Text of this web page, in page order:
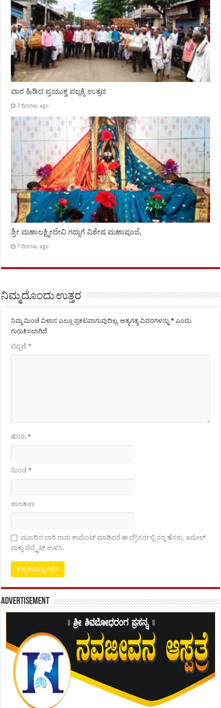
ವಾರ ಹಿಡಿದ ಪ್ರಯುಕ್ತ ಪಲ್ಲಕ್ಕಿ ಉತ್ಸವ
7 ದಿನಗಳು ago
ಶ್ರೀ ಮಹಾಲಕ್ಷ್ಮೀದೇವಿ ಗದ್ಗುಗೆ ವಿಶೇಷ ಮಹಾಪೂಜೆ,
7 ದಿನಗಳು ago
ನಿಮ್ಮದೊಂದು ಉತ್ತರ
ನಿಮ್ಮ ಮಿಂಚೆ ವಿಳಾಸ ಎಲ್ಲೂ ಪ್ರಕಟವಾಗುವುದಿಲ್ಲ. ಅತ್ಯಗತ್ಯ ವಿವರಗಳನ್ನು* ಎಂದು
ಗುರುತಿಸಲಾಗಿದೆ
ಟಿಪ್ಪಣಿ*
ಹೆಸರು*
ಮಿಂಚೆ*
ಜಾಲತಾಣ
ಮುಂದಿನ ಬಾರಿ ನಾನು ಕಾಮೆಂಟ್ ಮಾಡಿದರೆ ಈ ಬ್ರೌಸರ್ನಲ್ಲಿ ನನ್ನ ಹೆಸರು, ಇಮೇಲ್
ಮತ್ತು ವೆಬ್ಸೈಟ್ ಉಳಿಸಿ.
Advertisement